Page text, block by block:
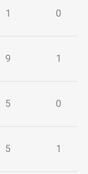
1 0
9 1
5 0
5 1